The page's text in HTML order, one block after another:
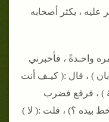
، يكثر أصحابه
واحـدةً ، فأخبرني
) ، قال :( كيـف أنت
) ، فرفع فضرب
بيده ؟) ، قلت :( لا )